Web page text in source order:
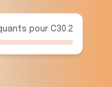
pour C30.2